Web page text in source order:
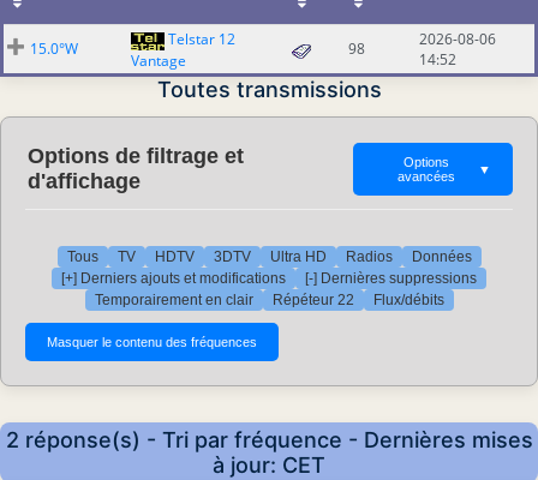
15.0°W
Telstar 12
Vantage
98
2026-08-06
14:52
Toutes transmissions
Options de filtrage et
d'affichage
Options
avancées
▼
Tous TV HDTV 3DTV Ultra HD Radios
Données
[+] Derniers ajouts et modifications
[-] Dernières suppressions
Temporairement en clair
Répéteur 22 Flux/débits
2 réponse(s) - Tri par fréquence - Dernières mises
à jour: CET